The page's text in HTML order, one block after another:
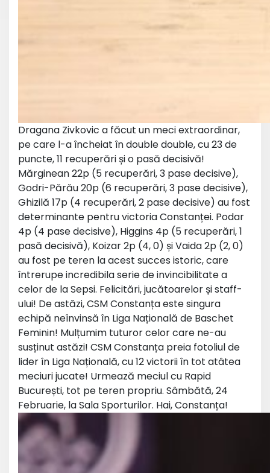
Dragana Zivkovic a făcut un meci extraordinar,
pe care l-a încheiat în double double, cu 23 de
puncte, 11 recuperări și o pasă decisivă!
Mărginean 22p (5 recuperări, 3 pase decisive),
Godri-Părău 20p (6 recuperări, 3 pase decisive),
Ghizilă 17p (4 recuperări, 2 pase decisive) au fost
determinante pentru victoria Constanței. Podar
4p (4 pase decisive), Higgins 4p (5 recuperări, 1
pasă decisivă), Koizar 2p (4, 0) și Vaida 2p (2, 0)
au fost pe teren la acest succes istoric, care
întrerupe incredibila serie de invincibilitate a
celor de la Sepsi. Felicitări, jucătoarelor și staff-
ului! De astăzi, CSM Constanța este singura
echipă neînvinsă în Liga Națională de Baschet
Feminin! Mulțumim tuturor celor care ne-au
susținut astăzi! CSM Constanța preia fotoliul de
lider în Liga Națională, cu 12 victorii în tot atâtea
meciuri jucate! Urmează meciul cu Rapid
București, tot pe teren propriu. Sâmbătă, 24
Februarie, la Sala Sporturilor. Hai, Constanța!